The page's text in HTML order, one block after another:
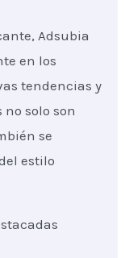
Adsubia
en los
tendencias y
no solo son
se
estilo